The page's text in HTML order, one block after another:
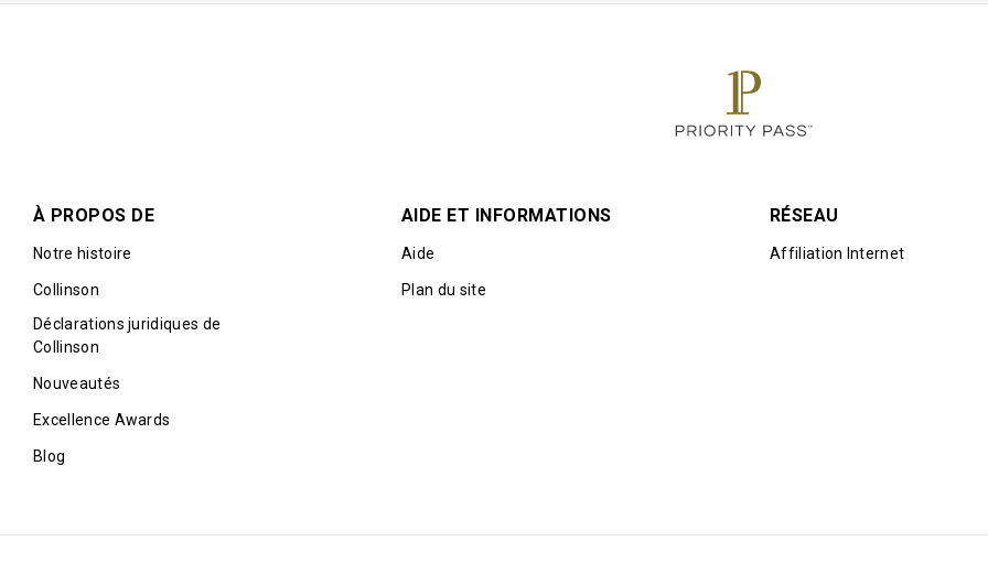
À PROPOS DE
Notre histoire
Collinson
Déclarations juridiques de
Collinson
Nouveautés
Excellence Awards
Blog
AIDE ET INFORMATIONS
Aide
Plan du site
RÉSEAU
Affiliation Internet